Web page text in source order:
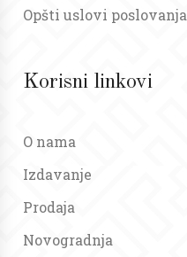
Opšti uslovi poslovanja
Korisni linkovi
O nama
Izdavanje
Prodaja
Novogradnja